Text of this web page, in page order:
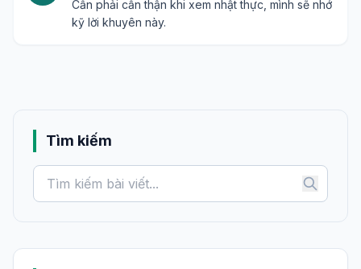
Cần phải cẩn thận khi xem nhật thực, mình sẽ nhớ
kỹ lời khuyên này.
Tìm kiếm